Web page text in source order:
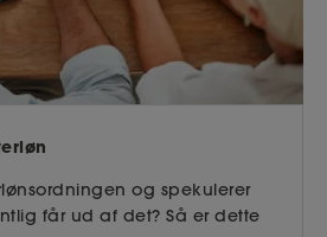
og spekulerer
får ud af det? Så er dette